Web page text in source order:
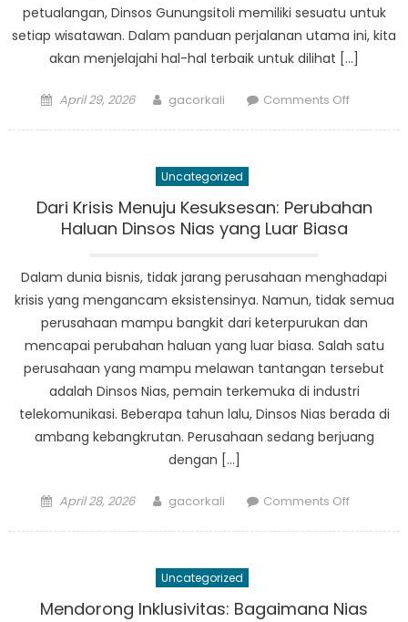
petualangan, Dinsos Gunungsitoli memiliki sesuatu untuk
setiap wisatawan. Dalam panduan perjalanan utama ini, kita
akan menjelajahi hal-hal terbaik untuk dilihat […]
Posted
April 29, 2026 Author
gacorkali Comments Offon
to
Uncategorized
Dari Krisis Menuju Kesuksesan: Perubahan
Haluan Dinsos Nias yang Luar Biasa
Dalam dunia bisnis, tidak jarang perusahaan menghadapi
krisis yang mengancam eksistensinya. Namun, tidak semua
perusahaan mampu bangkit dari keterpurukan dan
mencapai perubahan haluan yang luar biasa. Salah satu
perusahaan yang mampu melawan tantangan tersebut
adalah Dinsos Nias, pemain terkemuka di industri
telekomunikasi. Beberapa tahun lalu, Dinsos Nias berada di
ambang kebangkrutan. Perusahaan sedang berjuang
dengan […]
Posted
April 28, 2026 Author
gacorkali Comments Offon
Uncategorized
Mendorong Inklusivitas: Bagaimana Nias